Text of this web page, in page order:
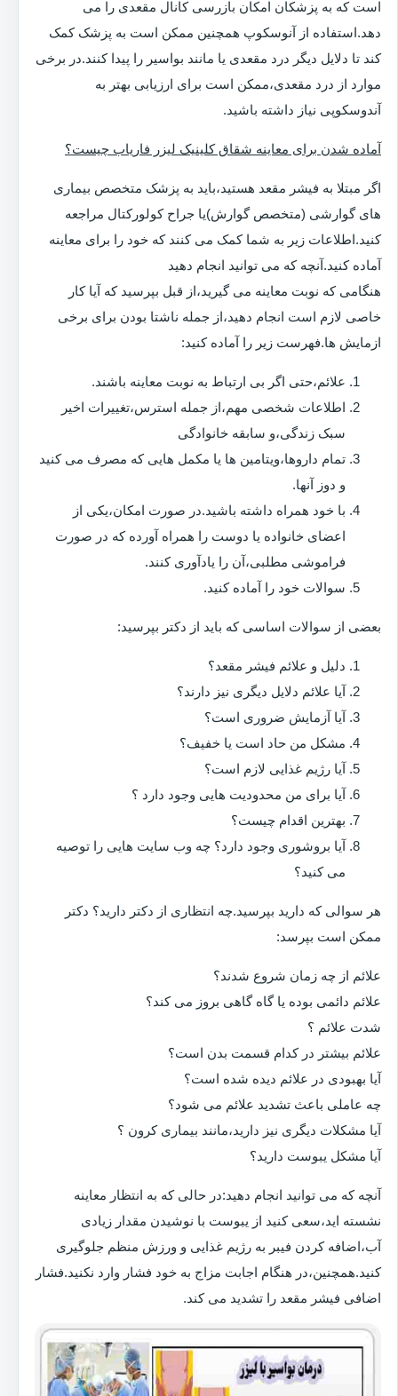
است که به پزشکان امکان بازرسی کانال مقعدی را می
دهد.استفاده از آنوسکوپ همچنین ممکن است به پزشک کمک
کند تا دلایل دیگر درد مقعدی یا مانند بواسیر را پیدا کنند.در برخی
موارد از درد مقعدی،ممکن است برای ارزیابی بهتر به
آندوسکوپی نیاز داشته باشید.
آماده شدن برای معاینه شقاق کلینیک لیزر فاریاب چیست؟
اگر مبتلا به فیشر مقعد هستید،باید به پزشک متخصص بیماری
های گوارشی (متخصص گوارش)یا جراح کولورکتال مراجعه
کنید.اطلاعات زیر به شما کمک می کنند که خود را برای معاینه
آماده کنید.آنچه که می توانید انجام دهید
هنگامی که نوبت معاینه می گیرید،از قبل بپرسید که آیا کار
خاصی لازم است انجام دهید،از جمله ناشتا بودن برای برخی
ازمایش ها.فهرست زیر را آماده کنید:
علائم،حتی اگر بی ارتباط به نوبت معاینه باشند.
اطلاعات شخصی مهم،از جمله استرس،تغییرات اخیر
سبک زندگی،و سابقه خانوادگی
تمام داروها،ویتامین ها یا مکمل هایی که مصرف می کنید
و دوز آنها.
با خود همراه داشته باشید.در صورت امکان،یکی از
اعضای خانواده یا دوست را همراه آورده که در صورت
فراموشی مطلبی،آن را یادآوری کنند.
سوالات خود را آماده کنید.
بعضی از سوالات اساسی که باید از دکتر بپرسید:
دلیل و علائم فیشر مقعد؟
آیا علائم دلایل دیگری نیز دارند؟
آیا آزمایش ضروری است؟
مشکل من حاد است یا خفیف؟
آیا رژیم غذایی لازم است؟
آیا برای من محدودیت هایی وجود دارد ؟
بهترین اقدام چیست؟
آیا بروشوری وجود دارد؟ چه وب سایت هایی را توصیه
می کنید؟
هر سوالی که دارید بپرسید.چه انتظاری از دکتر دارید؟ دکتر
ممکن است بپرسد:
علائم از چه زمان شروع شدند؟
علائم دائمی بوده یا گاه گاهی بروز می کند؟
شدت علائم ؟
علائم بیشتر در کدام قسمت بدن است؟
آیا بهبودی در علائم دیده شده است؟
چه عاملی باعث تشدید علائم می شود؟
آیا مشکلات دیگری نیز دارید،مانند بیماری کرون ؟
آیا مشکل یبوست دارید؟
آنچه که می توانید انجام دهید:در حالی که به انتظار معاینه
نشسته اید،سعی کنید از یبوست با نوشیدن مقدار زیادی
آب،اضافه کردن فیبر به رژیم غذایی و ورزش منظم جلوگیری
کنید.همچنین،در هنگام اجابت مزاج به خود فشار وارد نکنید.فشار
اضافی فیشر مقعد را تشدید می کند.